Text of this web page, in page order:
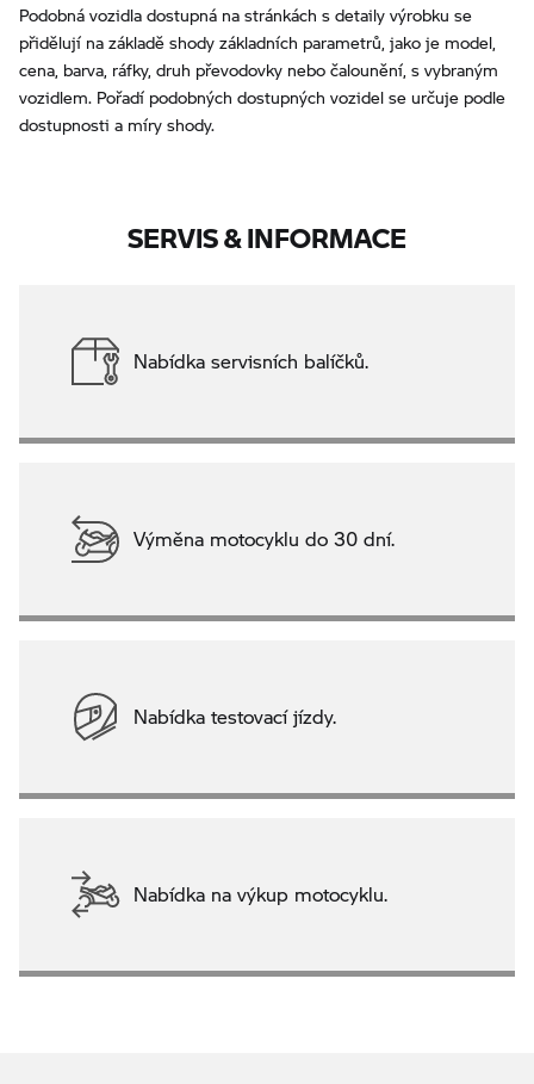
Podobná vozidla dostupná na stránkách s detaily výrobku se
přidělují na základě shody základních parametrů, jako je model,
cena, barva, ráfky, druh převodovky nebo čalounění, s vybraným
vozidlem. Pořadí podobných dostupných vozidel se určuje podle
dostupnosti a míry shody.
SERVIS & INFORMACE
Nabídka servisních balíčků.
Výměna motocyklu do 30 dní.
Nabídka testovací jízdy.
Nabídka na výkup motocyklu.